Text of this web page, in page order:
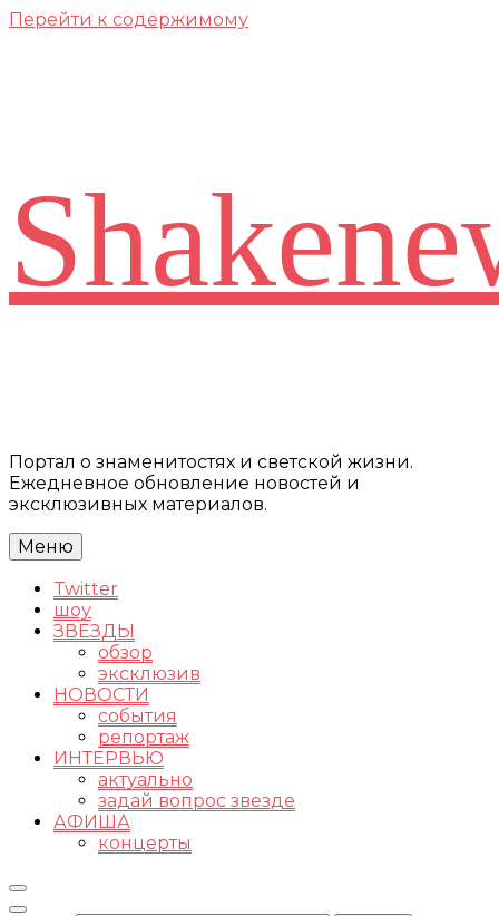
Перейти к содержимому
Портал о знаменитостях и светской жизни.
Ежедневное обновление новостей и
эксклюзивных материалов.
Меню
Twitter
шоу
ЗВЕЗДЫ
обзор
эксклюзив
НОВОСТИ
события
репортаж
ИНТЕРВЬЮ
актуально
задай вопрос звезде
АФИША
концерты